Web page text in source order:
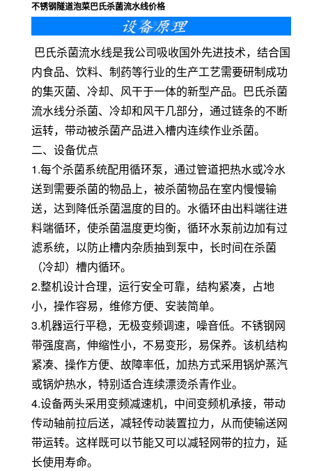
不锈钢隧道泡菜巴氏杀菌流水线价格
巴氏杀菌流水线是我公司吸收国外先进技术，结合国
内食品、饮料、制药等行业的生产工艺需要研制成功
的集灭菌、冷却、风干于一体的新型产品。巴氏杀菌
流水线分杀菌、冷却和风干几部分，通过链条的不断
运转，带动被杀菌产品进入槽内连续作业杀菌。
二、设备优点
1.每个杀菌系统配用循环泵，通过管道把热水或冷水
送到需要杀菌的物品上，被杀菌物品在室内慢慢输
送，达到降低杀菌温度的目的。水循环由出料端往进
料端循环，使杀菌温度更均衡，循环水泵前边加有过
滤系统，以防止槽内杂质抽到泵中，长时间在杀菌
（冷却）槽内循环。
2.整机设计合理，运行安全可靠，结构紧凑，占地
小，操作容易，维修方便、安装简单。
3.机器运行平稳，无极变频调速，噪音低。不锈钢网
带强度高，伸缩性小，不易变形，易保养。该机结构
紧凑、操作方便、故障率低，加热方式采用锅炉蒸汽
或锅炉热水，特别适合连续漂烫杀青作业。
4.设备两头采用变频减速机，中间变频机承接，带动
传动轴前拉后送，减轻传动装置拉力，从而使输送网
带运转。这样既可以节能又可以减轻网带的拉力，延
长使用寿命。